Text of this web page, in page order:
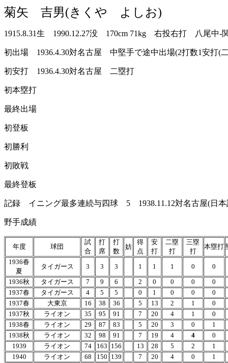
菊矢 吉男(きくや よしお)
1915.8.31生 1990.12.27没 170cm 71kg 右投右打 八尾中-
初出場 1936.4.30対名古屋 中堅手で途中出場(2打数1安打(
初安打 1936.4.30対名古屋 二塁打
初本塁打
最終出場
初登板
初勝利
初敗戦
最終登板
記録 イニング最多連続与四球 5 1938.11.12対名古屋(日本
野手成績
年度 球団
試
合
打
席
打
数
妨
得
点
安
打
二塁
打
三塁
打
本塁打
1936春
夏
タイガース 3 3 3 1 1 1 0
0
1936秋
タイガース 7 9 6 2 0 0 0
0
1937春
タイガース 4 5 5 0 1 0 0
0
1937春
大東京 16 38 36 5 13 2 1
0
1937秋
ライオン 35 95 91 7 20 4 1
0
1938春
ライオン 29 87 83 5 20 3 0
1
1938秋
ライオン 32 98 91 7 19 4 4
0
1939
ライオン 74 163 156 13 28 5 2
1
1940
ライオン 68 150 139 7 20 4 0
1